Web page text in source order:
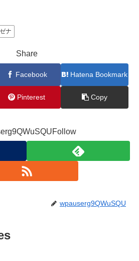
ナ
Share
Facebook Hatena Bookmark
Pinterest Copy
wpauserg9QWuSQU